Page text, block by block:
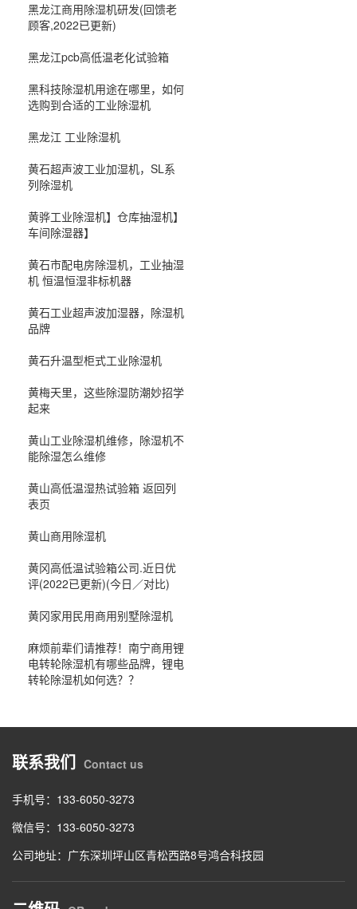
黑龙江商用除湿机研发(回馈老
顾客,2022已更新)
黑龙江pcb高低温老化试验箱
黑科技除湿机用途在哪里，如何
选购到合适的工业除湿机
黑龙江 工业除湿机
黄石超声波工业加湿机，SL系
列除湿机
黄骅工业除湿机】仓库抽湿机】
车间除湿器】
黄石市配电房除湿机，工业抽湿
机 恒温恒湿非标机器
黄石工业超声波加湿器，除湿机
品牌
黄石升温型柜式工业除湿机
黄梅天里，这些除湿防潮妙招学
起来
黄山工业除湿机维修，除湿机不
能除湿怎么维修
黄山高低温湿热试验箱 返回列
表页
黄山商用除湿机
黄冈高低温试验箱公司.近日优
评(2022已更新)(今日／对比)
黄冈家用民用商用别墅除湿机
麻烦前辈们请推荐！南宁商用锂
电转轮除湿机有哪些品牌，锂电
转轮除湿机如何选？？
联系我们 Contact us
手机号：133-6050-3273
微信号：133-6050-3273
公司地址：广东深圳坪山区青松西路8号鸿合科技园